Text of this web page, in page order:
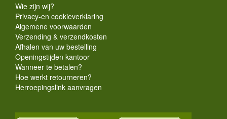
Wie zijn wij?
Privacy-en cookieverklaring
Algemene voorwaarden
Verzending & verzendkosten
Afhalen van uw bestelling
Openingstijden kantoor
Wanneer te betalen?
Hoe werkt retourneren?
Herroepingslink aanvragen